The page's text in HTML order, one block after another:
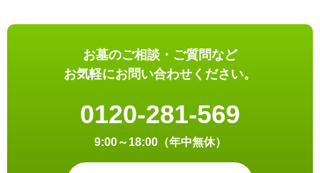
お墓のご相談・ご質問など
お気軽にお問い合わせください。
0120-281-569
9:00～18:00（年中無休）